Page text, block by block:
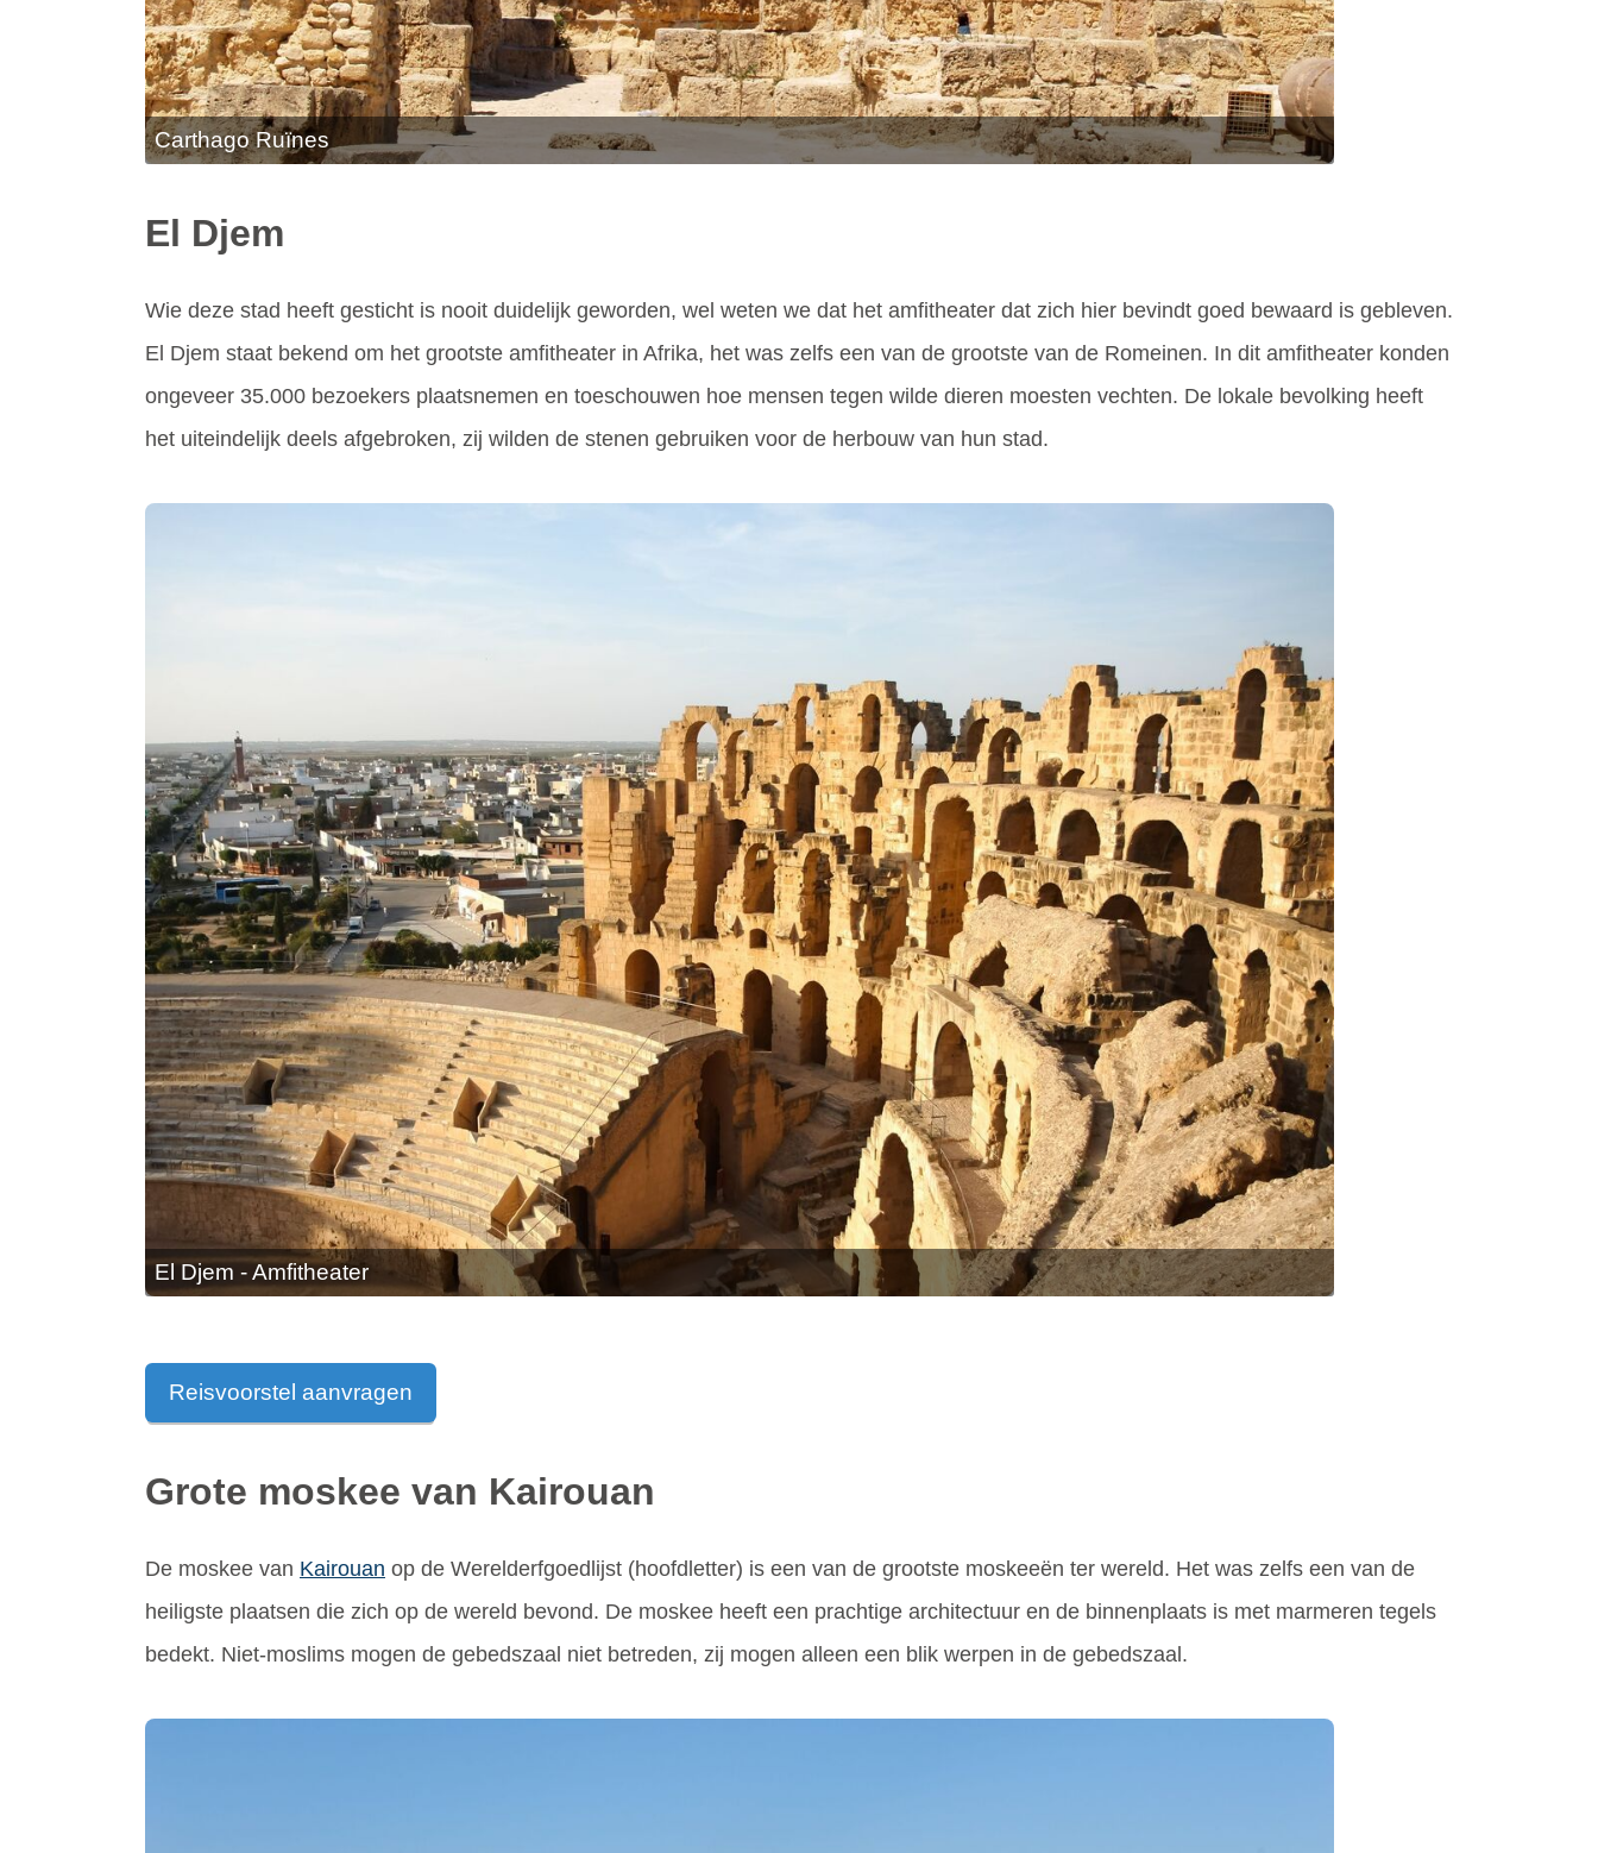
Carthago Ruïnes
El Djem
Wie deze stad heeft gesticht is nooit duidelijk geworden, wel weten we dat het amfitheater dat zich hier bevindt goed bewaard is gebleven.
El Djem staat bekend om het grootste amfitheater in Afrika, het was zelfs een van de grootste van de Romeinen. In dit amfitheater konden
ongeveer 35.000 bezoekers plaatsnemen en toeschouwen hoe mensen tegen wilde dieren moesten vechten. De lokale bevolking heeft
het uiteindelijk deels afgebroken, zij wilden de stenen gebruiken voor de herbouw van hun stad.
El Djem - Amfitheater
Reisvoorstel aanvragen
Grote moskee van Kairouan
De moskee van Kairouan op de Werelderfgoedlijst (hoofdletter) is een van de grootste moskeeën ter wereld. Het was zelfs een van de
heiligste plaatsen die zich op de wereld bevond. De moskee heeft een prachtige architectuur en de binnenplaats is met marmeren tegels
bedekt. Niet-moslims mogen de gebedszaal niet betreden, zij mogen alleen een blik werpen in de gebedszaal.